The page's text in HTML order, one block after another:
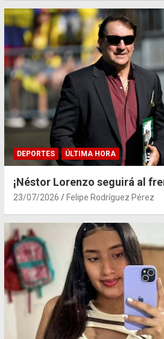
DEPORTES ÚLTIMA HORA
¡Néstor Lorenzo seguirá al
23/07/2026 Felipe Rodríguez Pérez